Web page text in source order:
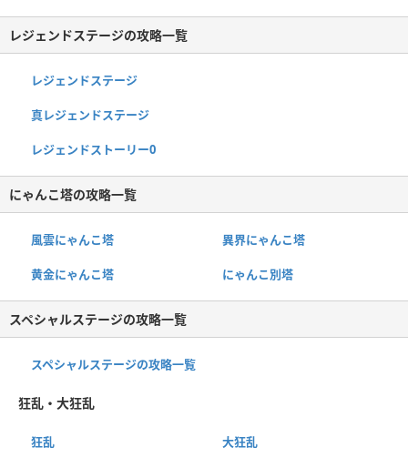
レジェンドステージの攻略一覧
レジェンドステージ
真レジェンドステージ
レジェンドストーリー0
にゃんこ塔の攻略一覧
風雲にゃんこ塔 異界にゃんこ塔
黄金にゃんこ塔 にゃんこ別塔
スペシャルステージの攻略一覧
スペシャルステージの攻略一覧
狂乱・大狂乱
狂乱 大狂乱